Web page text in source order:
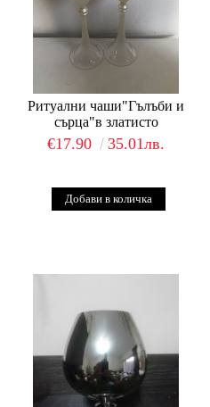
Ритуални чаши"Гълъби и
сърца"в златисто
€17.90 35.01лв.